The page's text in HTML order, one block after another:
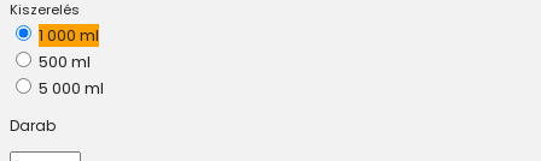
Kiszerelés
1 000 ml
500 ml
5 000 ml
Darab